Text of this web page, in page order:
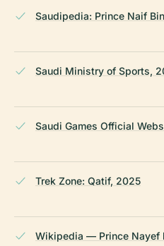
Saudipedia: Prince Naif
Saudi Ministry of Sports,
Saudi Games Official
Trek Zone: Qatif, 2025
Wikipedia — Prince Nayef